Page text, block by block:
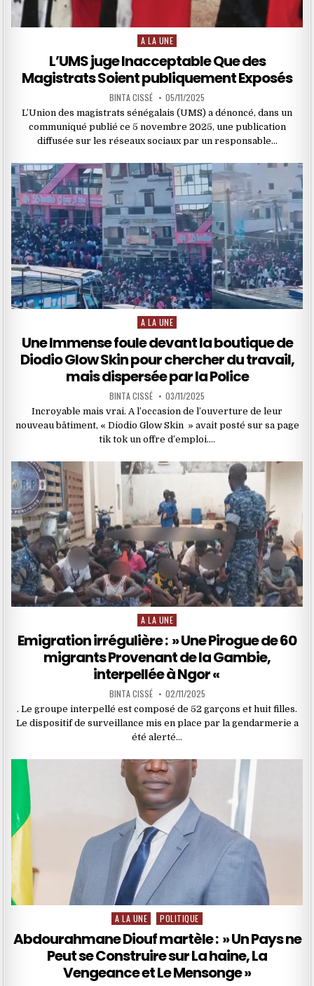
Posted
A LA UNE
L’UMS juge Inacceptable Que des
Magistrats Soient publiquement Exposés
BINTA CISSÉ 05/11/2025
L’Union des magistrats sénégalais (UMS) a dénoncé, dans un
communiqué publié ce 5 novembre 2025, une publication
diffusée sur les réseaux sociaux par un responsable…
Posted
in
A LA UNE
Une Immense foule devant la boutique de
Diodio Glow Skin pour chercher du travail,
mais dispersée par la Police
BINTA CISSÉ 03/11/2025
Incroyable mais vrai. A l’occasion de l’ouverture de leur
nouveau bâtiment, « Diodio Glow Skin » avait posté sur sa page
tik tok un offre d’emploi….
Posted
in
A LA UNE
Emigration irrégulière : » Une Pirogue de 60
migrants Provenant de la Gambie,
interpellée à Ngor «
BINTA CISSÉ 02/11/2025
. Le groupe interpellé est composé de 52 garçons et huit filles.
Le dispositif de surveillance mis en place par la gendarmerie a
été alerté…
Posted
A LA UNE POLITIQUE
Abdourahmane Diouf martèle : » Un Pays ne
Peut se Construire sur La haine, La
Vengeance et Le Mensonge »